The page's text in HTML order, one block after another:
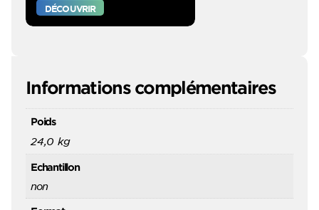
DÉCOUVRIR
Informations complémentaires
Poids
24,0 kg
Echantillon
non